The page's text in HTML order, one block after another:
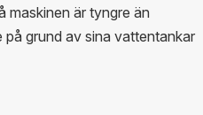
maskinen är tyngre än
grund av sina vattentankar